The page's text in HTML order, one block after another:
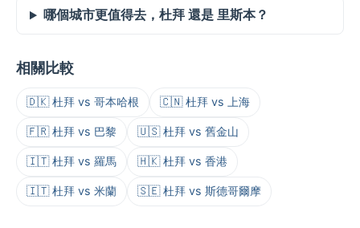
哪個城市更值得去，杜拜 還是 里斯本？
相關比較
🇩🇰 杜拜 vs 哥本哈根 🇨🇳 杜拜 vs 上海
🇫🇷 杜拜 vs 巴黎 🇺🇸 杜拜 vs 舊金山
🇮🇹 杜拜 vs 羅馬 🇭🇰 杜拜 vs 香港
🇮🇹 杜拜 vs 米蘭 🇸🇪 杜拜 vs 斯德哥爾摩